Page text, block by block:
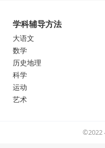
学科辅导方法
大语文
数学
历史地理
科学
运动
艺术
©2022